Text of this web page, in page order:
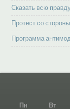
Сказать всю
Протест со
Программа
Пн
Вт